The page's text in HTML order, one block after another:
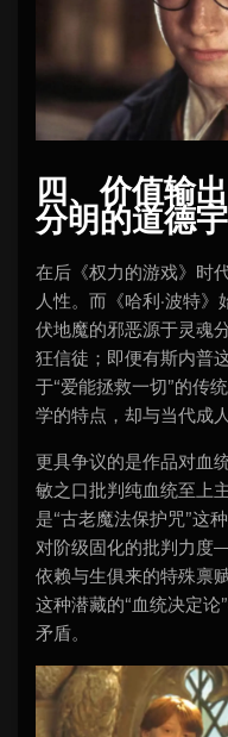
四、价值输
分明的道德
在后《权力的游戏》时
人性。而《哈利·波特》
伏地魔的邪恶源于灵魂
狂信徒；即便有斯内普
于“爱能拯救一切”的传
学的特点，却与当代成
更具争议的是作品对血
敏之口批判纯血统至上
是“古老魔法保护咒”这
对阶级固化的批判力度
依赖与生俱来的特殊禀
这种潜藏的“血统决定
矛盾。